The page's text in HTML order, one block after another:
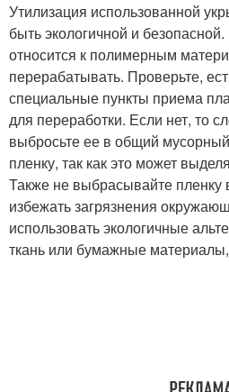
Утилизация использованной
быть экологичной и
относится к полимерным
перерабатывать. Проверьте,
специальные пункты приема
для переработки. Если нет, то
выбросьте ее в общий
пленку, так как это может
Также не выбрасывайте пленку
избежать загрязнения
использовать экологичные
ткань или бумажные